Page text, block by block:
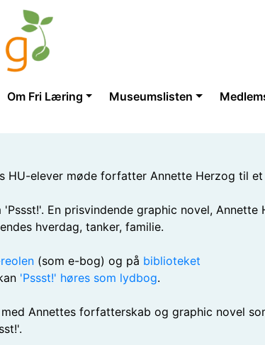
Om Fri Læring Museumslisten
HU-elever møde forfatter Annette Herzog til
En prisvindende graphic novel,
hverdag, tanker, familie.
(som e-bog) og på biblioteket
'Pssst!' høres som lydbog.
Annettes forfatterskab og graphic novel